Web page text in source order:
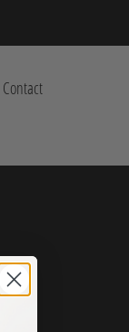
Contact